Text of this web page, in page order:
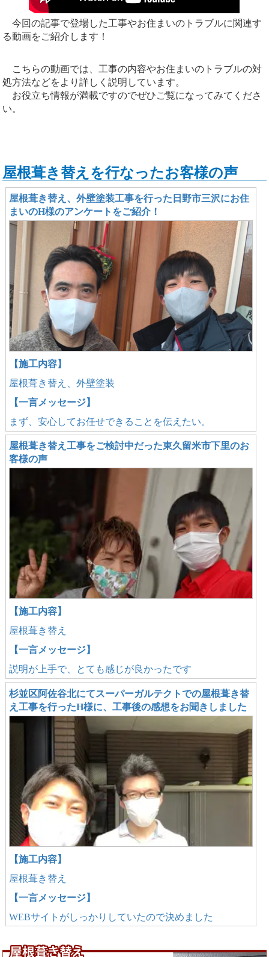
今回の記事で登場した工事やお住まいのトラブルに関連す
る動画をご紹介します！
こちらの動画では、工事の内容やお住まいのトラブルの対
処方法などをより詳しく説明しています。
お役立ち情報が満載ですのでぜひご覧になってみてくださ
い。
屋根葺き替えを行なったお客様の声
屋根葺き替え、外壁塗装工事を行った日野市三沢にお住
まいのH様のアンケートをご紹介！
【施工内容】
屋根葺き替え、外壁塗装
【一言メッセージ】
まず、安心してお任せできることを伝えたい。
屋根葺き替え工事をご検討中だった東久留米市下里のお
客様の声
【施工内容】
屋根葺き替え
【一言メッセージ】
説明が上手で、とても感じが良かったです
杉並区阿佐谷北にてスーパーガルテクトでの屋根葺き替
え工事を行ったH様に、工事後の感想をお聞きしました
【施工内容】
屋根葺き替え
【一言メッセージ】
WEBサイトがしっかりしていたので決めました